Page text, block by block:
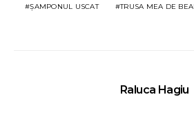
ȘAMPONUL USCAT
TRUSA MEA DE
Raluca Hagiu